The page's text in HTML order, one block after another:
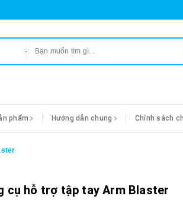
phẩm Hướng dẫn chung Chính sách
cụ hỗ trợ tập tay Arm Blaster